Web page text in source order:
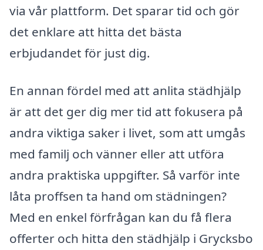
via vår plattform. Det sparar tid och gör
det enklare att hitta det bästa
erbjudandet för just dig.
En annan fördel med att anlita städhjälp
är att det ger dig mer tid att fokusera på
andra viktiga saker i livet, som att umgås
med familj och vänner eller att utföra
andra praktiska uppgifter. Så varför inte
låta proffsen ta hand om städningen?
Med en enkel förfrågan kan du få flera
offerter och hitta den städhjälp i Grycksbo